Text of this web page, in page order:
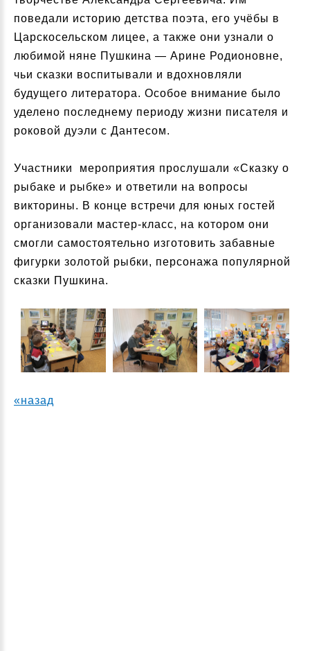
поведали историю детства поэта, его учёбы в
Царскосельском лицее, а также они узнали о
любимой няне Пушкина — Арине Родионовне,
чьи сказки воспитывали и вдохновляли
будущего литератора. Особое внимание было
уделено последнему периоду жизни писателя и
роковой дуэли с Дантесом.
Участники мероприятия прослушали «Сказку о
рыбаке и рыбке» и ответили на вопросы
викторины. В конце встречи для юных гостей
организовали мастер-класс, на котором они
смогли самостоятельно изготовить забавные
фигурки золотой рыбки, персонажа популярной
сказки Пушкина.
«назад